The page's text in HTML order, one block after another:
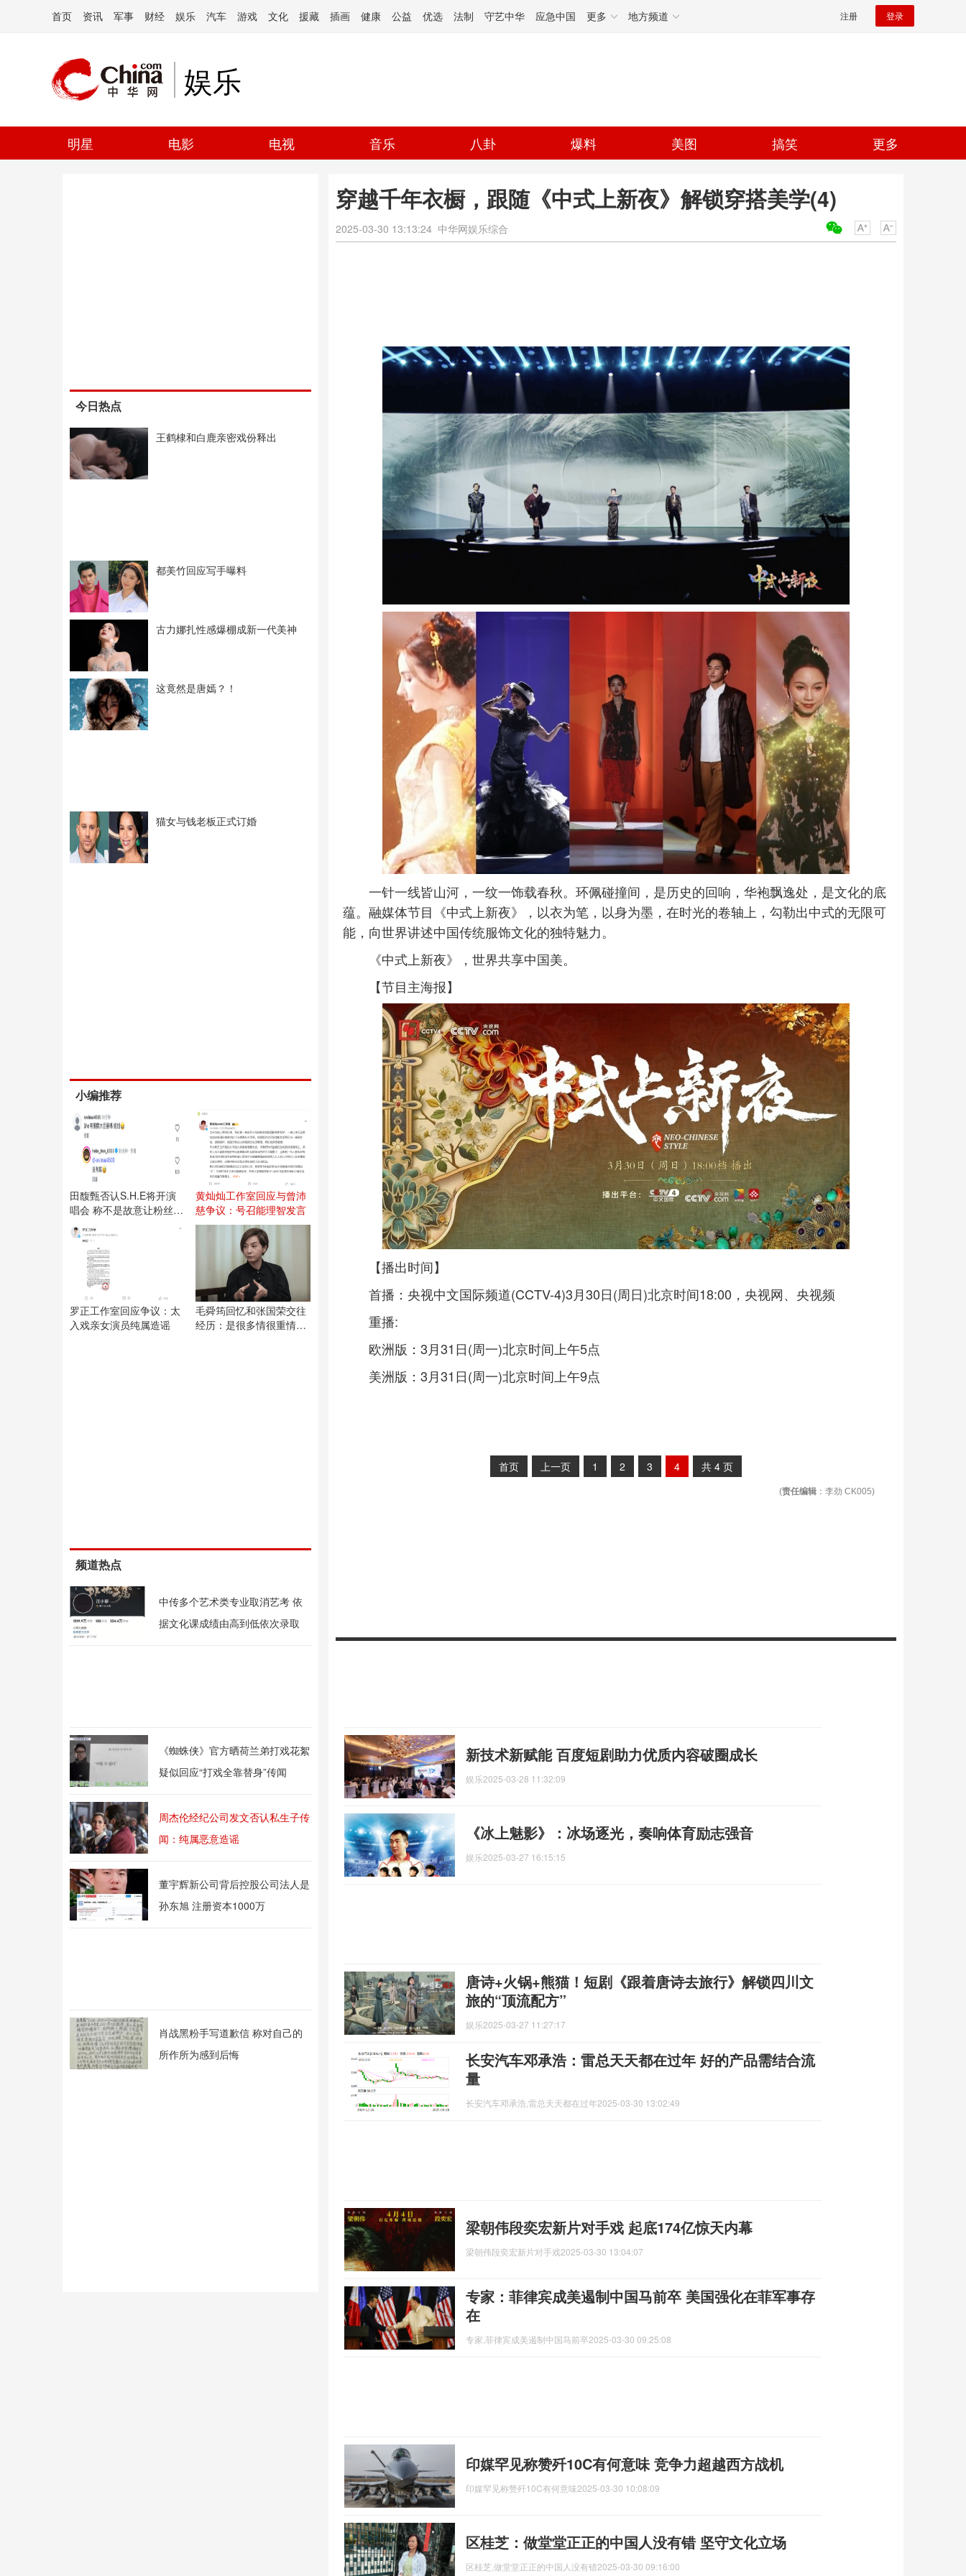
首页 资讯 军事 财经 娱乐 汽车 游戏 文化 援藏 插画 健康 公益 优选 法制 守艺中华 应急中国 更多 地方频道 注册 登录
娱乐
明星 电影 电视 音乐 八卦 爆料 美图 搞笑 更多
今日热点
王鹤棣和白鹿亲密戏份释出
都美竹回应写手曝料
古力娜扎性感爆棚成新一代美神
这竟然是唐嫣？！
猫女与钱老板正式订婚
小编推荐
田馥甄否认S.H.E将开演
唱会 称不是故意让粉丝失
望
黄灿灿工作室回应与曾沛
慈争议：号召能理智发言
罗正工作室回应争议：太
入戏亲女演员纯属造谣
毛舜筠回忆和张国荣交往
经历：是很多情很重情的
频道热点
中传多个艺术类专业取消艺考 依
据文化课成绩由高到低依次录取
《蜘蛛侠》官方晒荷兰弟打戏花絮
疑似回应“打戏全靠替身”传闻
周杰伦经纪公司发文否认私生子传
闻：纯属恶意造谣
董宇辉新公司背后控股公司法人是
孙东旭 注册资本1000万
肖战黑粉手写道歉信 称对自己的
所作所为感到后悔
穿越千年衣橱，跟随《中式上新夜》解锁穿搭美学(4)
2025-03-30 13:13:24 中华网娱乐综合
一针一线皆山河，一纹一饰载春秋。环佩碰撞间，是历史的回响，华袍飘逸处，是文化的底
蕴。融媒体节目《中式上新夜》，以衣为笔，以身为墨，在时光的卷轴上，勾勒出中式的无限可
能，向世界讲述中国传统服饰文化的独特魅力。
《中式上新夜》，世界共享中国美。
【节目主海报】
【播出时间】
首播：央视中文国际频道(CCTV-4)3月30日(周日)北京时间18:00，央视网、央视频
重播:
欧洲版：3月31日(周一)北京时间上午5点
美洲版：3月31日(周一)北京时间上午9点
首页 上一页 1 2 3 4 共 4 页
(责任编辑 ：李劲 CK005)
新技术新赋能 百度短剧助力优质内容破圈成长
娱乐2025-03-28 11:32:09
《冰上魅影》：冰场逐光，奏响体育励志强音
娱乐2025-03-27 16:15:15
唐诗+火锅+熊猫！短剧《跟着唐诗去旅行》解锁四川文
旅的“顶流配方”
娱乐2025-03-27 11:27:17
长安汽车邓承浩：雷总天天都在过年 好的产品需结合流
量
长安汽车邓承浩,雷总天天都在过年2025-03-30 13:02:49
梁朝伟段奕宏新片对手戏 起底174亿惊天内幕
梁朝伟段奕宏新片对手戏2025-03-30 13:04:07
专家：菲律宾成美遏制中国马前卒 美国强化在菲军事存
在
专家,菲律宾成美遏制中国马前卒2025-03-30 09:25:08
印媒罕见称赞歼10C有何意味 竞争力超越西方战机
印媒罕见称赞歼10C有何意味2025-03-30 10:08:09
区桂芝：做堂堂正正的中国人没有错 坚守文化立场
区桂芝,做堂堂正正的中国人没有错2025-03-30 09:16:00